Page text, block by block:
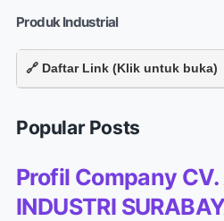
Produk Industrial
🔗 Daftar Link (Klik untuk buka)
Popular Posts
Profil Company CV.
INDUSTRI